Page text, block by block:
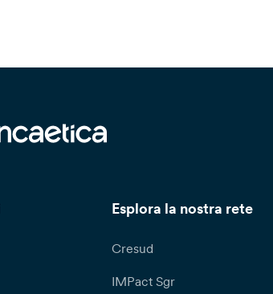
Esplora la nostra rete
Cresud
IMPact Sgr